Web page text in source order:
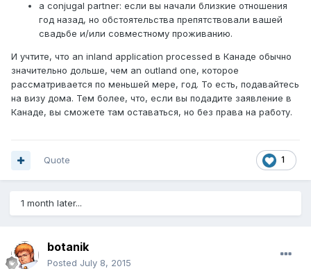
a conjugal partner: если вы начали близкие отношения
год назад, но обстоятельства препятствовали вашей
свадьбе и/или совместному проживанию.
И учтите, что an inland application processed в Канаде обычно
значительно дольше, чем an outland one, которое
рассматривается по меньшей мере, год. То есть, подавайтесь
на визу дома. Тем более, что, если вы подадите заявление в
Канаде, вы сможете там оставаться, но без права на работу.
1
Quote
1 month later...
botanik
Posted July 8, 2015